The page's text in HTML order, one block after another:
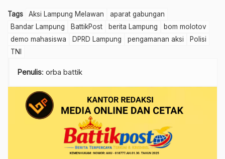
Tags Aksi Lampung Melawan
aparat gabungan
Bandar Lampung
BattikPost berita Lampung
bom molotov
demo mahasiswa
DPRD Lampung pengamanan aksi
Polisi
TNI
Penulis: orba battik